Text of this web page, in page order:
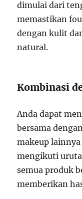
dimulai dari
memastikan
dengan kulit
natural.
Kombinasi
Anda dapat
bersama
makeup lainnya
mengikuti
semua produk
memberikan